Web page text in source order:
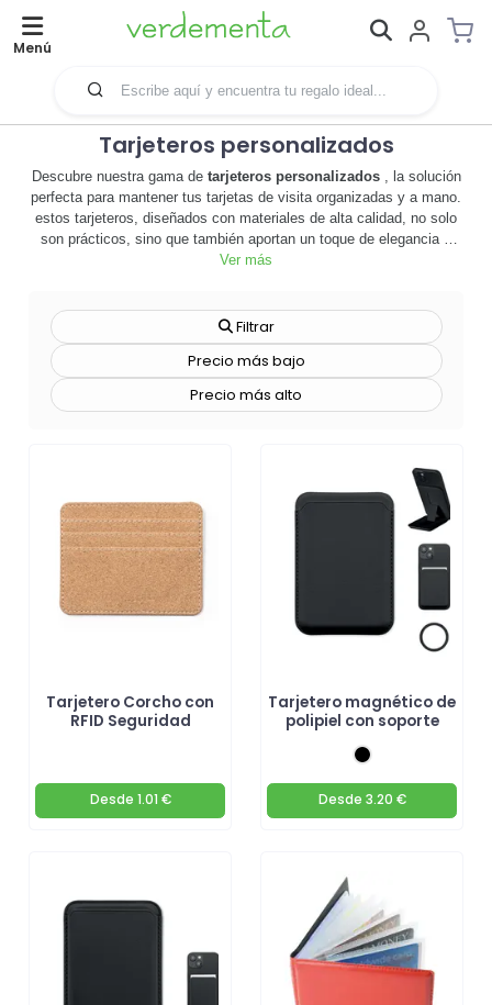
Menú
Tarjeteros personalizados
Descubre nuestra gama de tarjeteros personalizados, la solución
perfecta para mantener tus tarjetas de visita organizadas y a mano.
estos tarjeteros, diseñados con materiales de alta calidad, no solo
son prácticos, sino que también aportan un toque de elegancia y
profesionalismo a tu imagen corporativa. son ideales para cualquier
aumentar la visibilidad de tu marca. con nuestra opción de
personalización, puedes añadir tu logotipo, eslogan o cualquier
diseño que desees, creando así un producto único que refleje la
personalizados son un regalo promocional perfecto para eventos
personalizados y elige el que mejor se adapte a tus necesidades. 🎁
¡haz que tu marca destaque con nuestros tarjeteros
personalizados!
Ver más
Filtrar
Precio más bajo
Precio más alto
Tarjetero Corcho con
RFID Seguridad
Desde 1.01 €
Tarjetero magnético de
polipiel con soporte
Desde 3.20 €